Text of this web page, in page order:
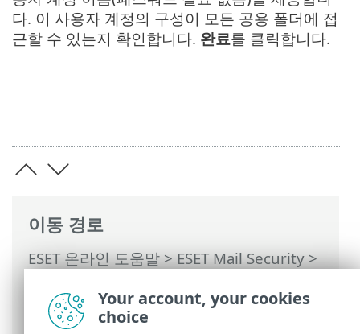
이동 경로
ESET 온라인 도움말>ESET Mail Security>
Microsoft 365 사서함 검사 마법사> ESET
Mail Security 검사기 등록
다. 이 사용자 계정의 구성이 모든 공용 폴더에 접
근할 수 있는지 확인합니다. 완료를 클릭합니다.
Your account, your cookies
choice